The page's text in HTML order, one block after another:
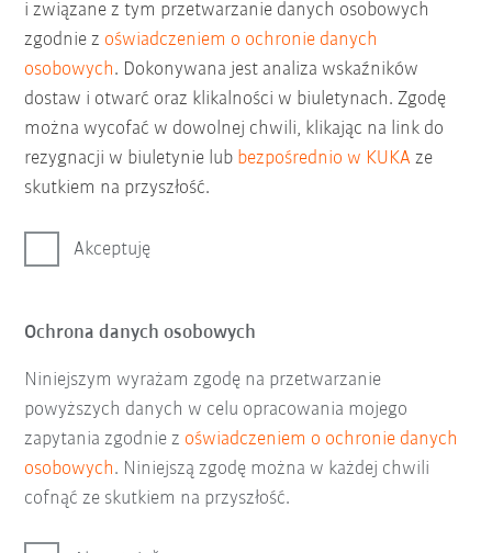
i związane z tym przetwarzanie danych osobowych
zgodnie z oświadczeniem o ochronie danych
osobowych. Dokonywana jest analiza wskaźników
dostaw i otwarć oraz klikalności w biuletynach. Zgodę
można wycofać w dowolnej chwili, klikając na link do
rezygnacji w biuletynie lub bezpośrednio w KUKA ze
skutkiem na przyszłość.
Akceptuję
Ochrona danych osobowych
Niniejszym wyrażam zgodę na przetwarzanie
powyższych danych w celu opracowania mojego
zapytania zgodnie z oświadczeniem o ochronie danych
osobowych. Niniejszą zgodę można w każdej chwili
cofnąć ze skutkiem na przyszłość.